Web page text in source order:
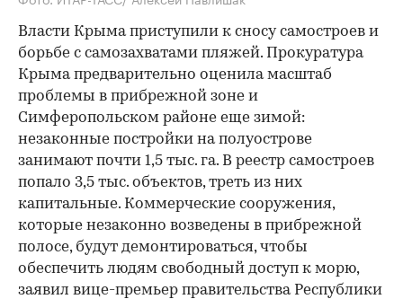
Власти Крыма приступили к сносу самостроев и
борьбе с самозахватами пляжей. Прокуратура
Крыма предварительно оценила масштаб
проблемы в прибрежной зоне и
Симферопольском районе еще зимой:
незаконные постройки на полуострове
занимают почти 1,5 тыс. га. В реестр самостроев
попало 3,5 тыс. объектов, треть из них
капитальные. Коммерческие сооружения,
которые незаконно возведены в прибрежной
полосе, будут демонтироваться, чтобы
обеспечить людям свободный доступ к морю,
заявил вице-премьер правительства Республики